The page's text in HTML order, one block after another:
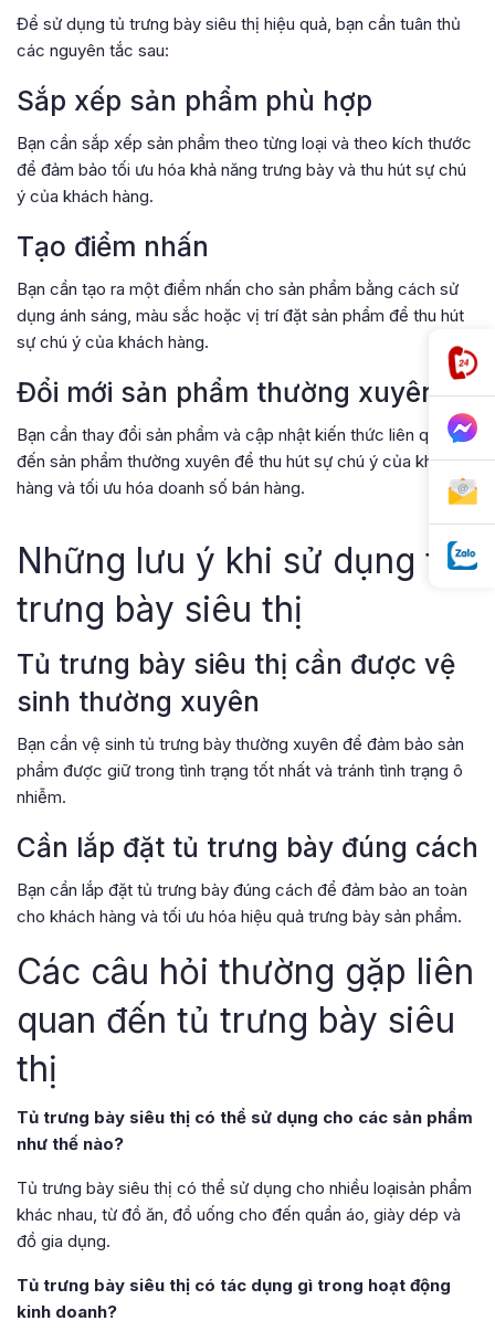
Để sử dụng tủ trưng bày siêu thị hiệu quả, bạn cần tuân thủ
các nguyên tắc sau:
Sắp xếp sản phẩm phù hợp
Bạn cần sắp xếp sản phẩm theo từng loại và theo kích thước
để đảm bảo tối ưu hóa khả năng trưng bày và thu hút sự chú
ý của khách hàng.
Tạo điểm nhấn
Bạn cần tạo ra một điểm nhấn cho sản phẩm bằng cách sử
dụng ánh sáng, màu sắc hoặc vị trí đặt sản phẩm để thu hút
sự chú ý của khách hàng.
Đổi mới sản phẩm thường xuyên
Bạn cần thay đổi sản phẩm và cập nhật kiến thức liên quan
đến sản phẩm thường xuyên để thu hút sự chú ý của khách
hàng và tối ưu hóa doanh số bán hàng.
Những lưu ý khi sử dụng tủ
trưng bày siêu thị
Tủ trưng bày siêu thị cần được vệ
sinh thường xuyên
Bạn cần vệ sinh tủ trưng bày thường xuyên để đảm bảo sản
phẩm được giữ trong tình trạng tốt nhất và tránh tình trạng ô
nhiễm.
Cần lắp đặt tủ trưng bày đúng cách
Bạn cần lắp đặt tủ trưng bày đúng cách để đảm bảo an toàn
cho khách hàng và tối ưu hóa hiệu quả trưng bày sản phẩm.
Các câu hỏi thường gặp liên
quan đến tủ trưng bày siêu
thị
Tủ trưng bày siêu thị có thể sử dụng cho các sản phẩm
như thế nào?
Tủ trưng bày siêu thị có thể sử dụng cho nhiều loạisản phẩm
khác nhau, từ đồ ăn, đồ uống cho đến quần áo, giày dép và
đồ gia dụng.
Tủ trưng bày siêu thị có tác dụng gì trong hoạt động
kinh doanh?